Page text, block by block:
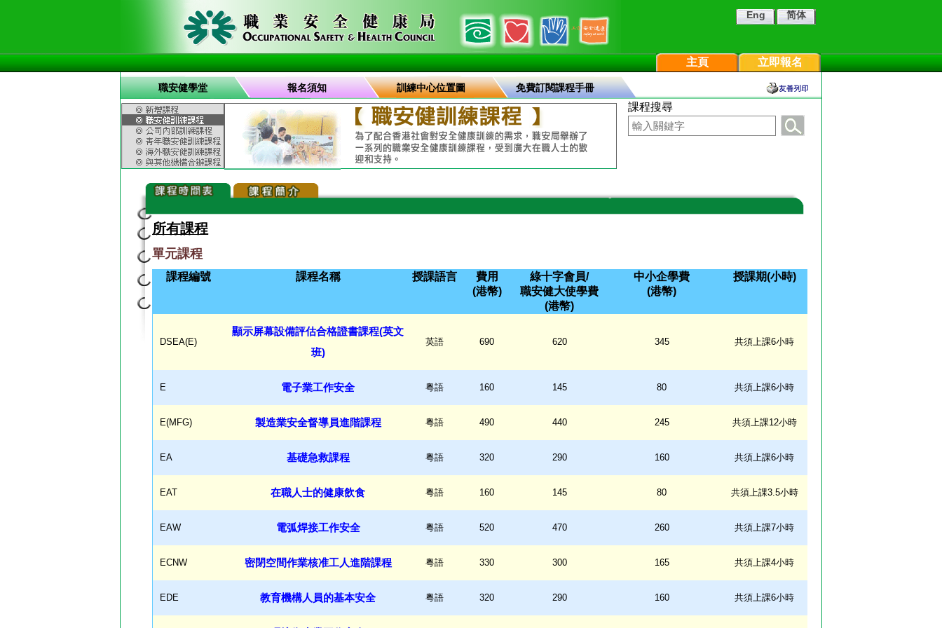
简体
Eng
立即報名
主頁
職安健學堂 報名須知 訓練中心位置圖 免費訂閱課程手冊
課程搜尋
所有課程
單元課程
課程編號 課程名稱 授課語言
費用
(港幣)
綠十字會員/
職安健大使學費
(港幣)
中小企學費
(港幣)
授課期(小時)
DSEA(E)
顯示屏幕設備評估合格證書課程(英文
班)
英語 690 620 345 共須上課6小時
E 電子業工作安全 粵語 160 145 80 共須上課6小時
E(MFG) 製造業安全督導員進階課程 粵語 490 440 245 共須上課12小時
EA 基礎急救課程 粵語 320 290 160 共須上課6小時
EAT 在職人士的健康飲食 粵語 160 145 80 共須上課3.5小時
EAW 電弧焊接工作安全 粵語 520 470 260 共須上課7小時
ECNW 密閉空間作業核准工人進階課程 粵語 330 300 165 共須上課4小時
EDE 教育機構人員的基本安全 粵語 320 290 160 共須上課6小時